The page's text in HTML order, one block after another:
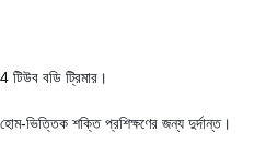
4 টিউব বডি ট্রিমার।
হোম-ভিত্তিক শক্তি প্রশিক্ষণের জন্য দুর্দান্ত।